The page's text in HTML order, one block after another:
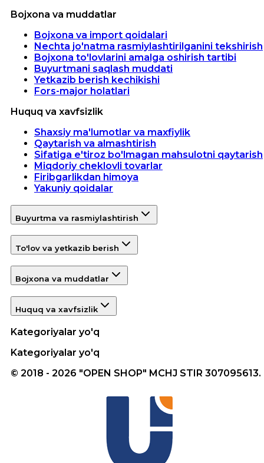
Bojxona va muddatlar
Bojxona va import qoidalari
Nechta jo'natma rasmiylashtirilganini tekshirish
Bojxona to'lovlarini amalga oshirish tartibi
Buyurtmani saqlash muddati
Yetkazib berish kechikishi
Fors-major holatlari
Huquq va xavfsizlik
Shaxsiy ma'lumotlar va maxfiylik
Qaytarish va almashtirish
Sifatiga e'tiroz bo'lmagan mahsulotni qaytarish
Miqdoriy cheklovli tovarlar
Firibgarlikdan himoya
Yakuniy qoidalar
Buyurtma va rasmiylashtirish
To'lov va yetkazib berish
Bojxona va muddatlar
Huquq va xavfsizlik
Kategoriyalar yo'q
Kategoriyalar yo'q
© 2018 - 2026 "OPEN SHOP" MCHJ STIR 307095613.